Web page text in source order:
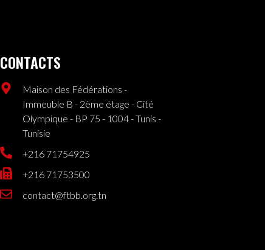
CONTACTS
Maison des Fédérations -
Immeuble B - 2ème étage - Cité
Olympique - BP 75 - 1004 - Tunis -
Tunisie
+216 71754925
+216 71753500
contact@ftbb.org.tn